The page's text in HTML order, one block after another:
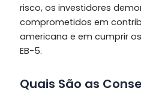
risco, os investidores
comprometidos em
americana e em cumprir
EB-5.
Quais São as